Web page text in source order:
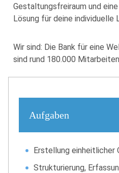
Gestaltungsfreiraum und
Lösung für deine individuelle
Wir sind: Die Bank für eine
sind rund 180.000
Aufgaben
Erstellung
Strukturierung,